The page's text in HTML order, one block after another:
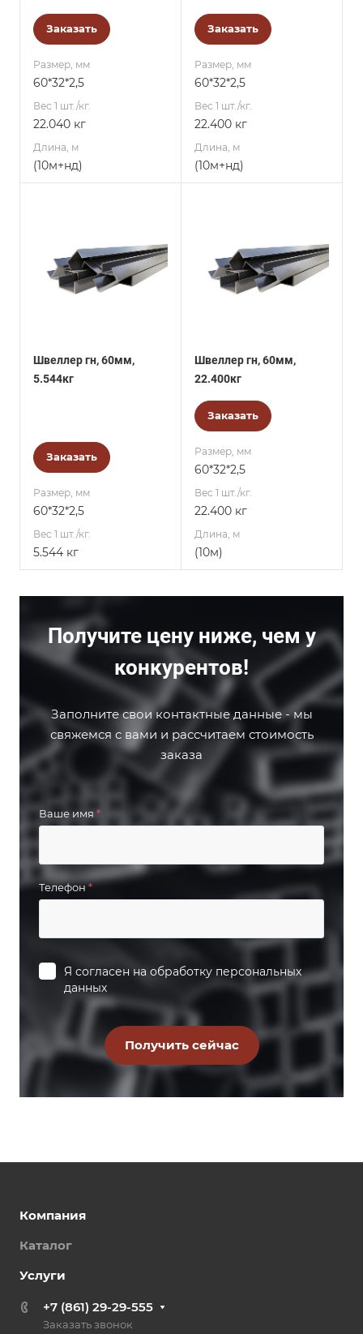
Заказать
Размер, мм
60*32*2,5
Вес 1 шт./кг.
22.040 кг
Длина, м
(10м+нд)
Заказать
Размер, мм
60*32*2,5
Вес 1 шт./кг.
22.400 кг
Длина, м
(10м+нд)
Швеллер гн, 60мм,
5.544кг
Заказать
Размер, мм
60*32*2,5
Вес 1 шт./кг.
5.544 кг
Швеллер гн, 60мм,
22.400кг
Заказать
Размер, мм
60*32*2,5
Вес 1 шт./кг.
22.400 кг
Длина, м
(10м)
Получите цену ниже, чем у
конкурентов!
Заполните свои контактные данные - мы
свяжемся с вами и рассчитаем стоимость
заказа
Ваше имя *
Телефон*
Я согласен на обработку персональных
данных
Компания
Каталог
Услуги
+7 (861) 29-29-555
Заказать звонок